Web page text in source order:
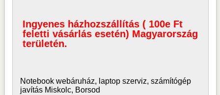
Ingyenes házhozszállítás ( 100e Ft
feletti vásárlás esetén) Magyarország
területén.
Notebook webáruház, laptop szerviz, számítógép
javítás Miskolc, Borsod